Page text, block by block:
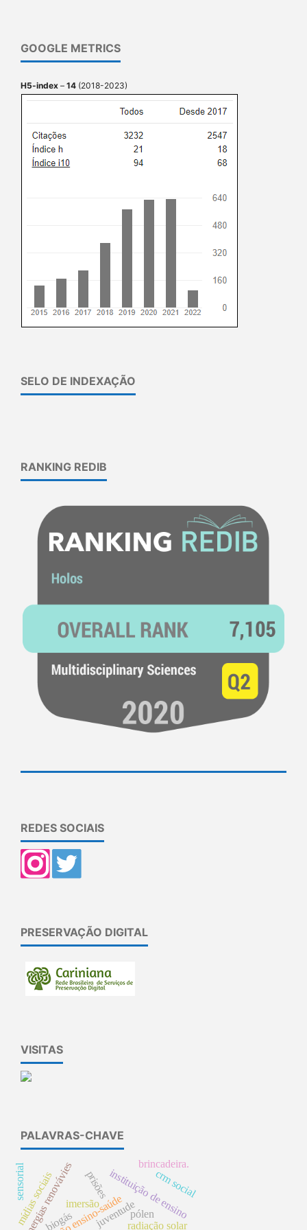
GOOGLE METRICS
H5-index – 14 (2018-2023)
SELO DE INDEXAÇÃO
RANKING REDIB
REDES SOCIAIS
PRESERVAÇÃO DIGITAL
VISITAS
PALAVRAS-CHAVE
biogás
imersão
radiação solar
energias renovávies instituição de ensino
mídias sociais crm social
juventude
brincadeira.
sensorial prisões
pólen